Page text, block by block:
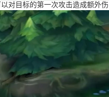
对目标的第一次攻击造成额外